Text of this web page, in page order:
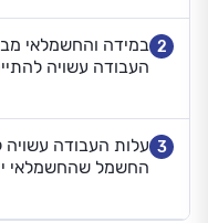
2 במידה והחשמלאי
העבודה עשויה להתייקר
3 עלות העבודה
החשמל שהחשמלאי